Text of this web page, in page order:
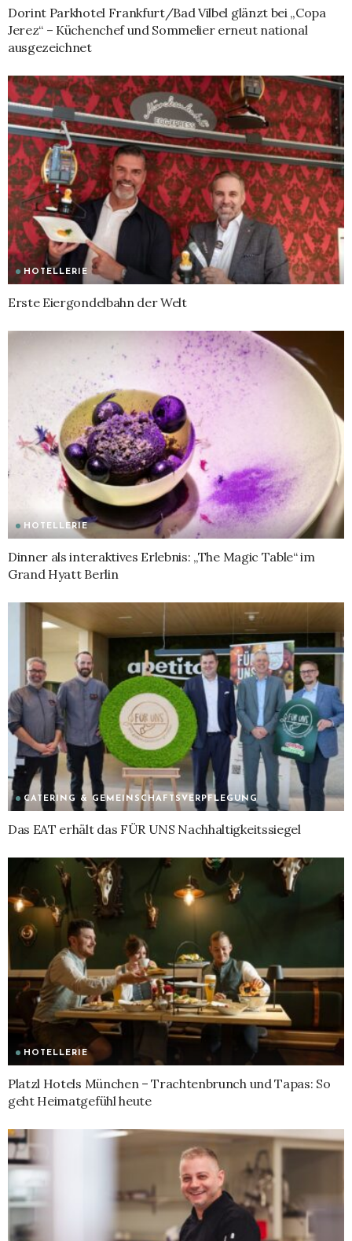
Dorint Parkhotel Frankfurt/Bad Vilbel glänzt bei „Copa
Jerez“ – Küchenchef und Sommelier erneut national
ausgezeichnet
HOTELLERIE
Erste Eiergondelbahn der Welt
HOTELLERIE
Dinner als interaktives Erlebnis: „The Magic Table“ im
Grand Hyatt Berlin
CATERING & GEMEINSCHAFTSVERPFLEGUNG
Das EAT erhält das FÜR UNS Nachhaltigkeitssiegel
HOTELLERIE
Platzl Hotels München – Trachtenbrunch und Tapas: So
geht Heimatgefühl heute